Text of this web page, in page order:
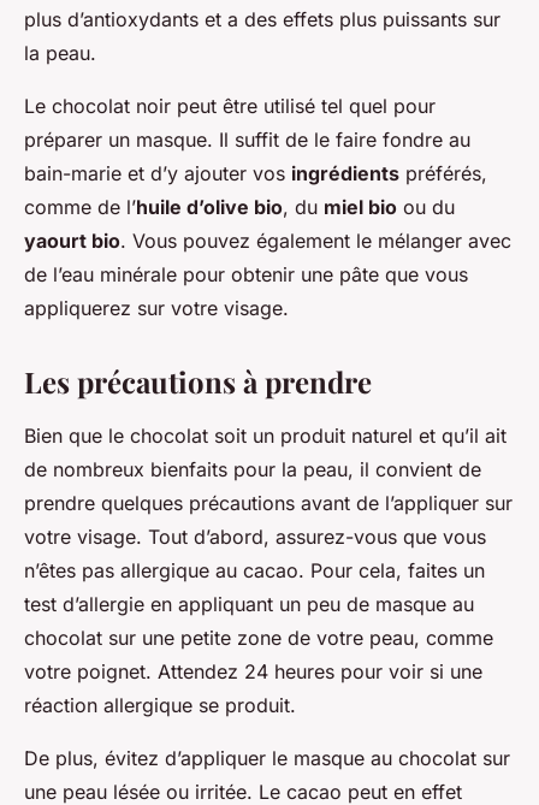
plus d’antioxydants et a des effets plus puissants sur
la peau.
Le chocolat noir peut être utilisé tel quel pour
préparer un masque. Il suffit de le faire fondre au
bain-marie et d’y ajouter vos ingrédients préférés,
comme de l’huile d’olive bio, du miel bio ou du
yaourt bio. Vous pouvez également le mélanger avec
de l’eau minérale pour obtenir une pâte que vous
appliquerez sur votre visage.
Les précautions à prendre
Bien que le chocolat soit un produit naturel et qu’il ait
de nombreux bienfaits pour la peau, il convient de
prendre quelques précautions avant de l’appliquer sur
votre visage. Tout d’abord, assurez-vous que vous
n’êtes pas allergique au cacao. Pour cela, faites un
test d’allergie en appliquant un peu de masque au
chocolat sur une petite zone de votre peau, comme
votre poignet. Attendez 24 heures pour voir si une
réaction allergique se produit.
De plus, évitez d’appliquer le masque au chocolat sur
une peau lésée ou irritée. Le cacao peut en effet